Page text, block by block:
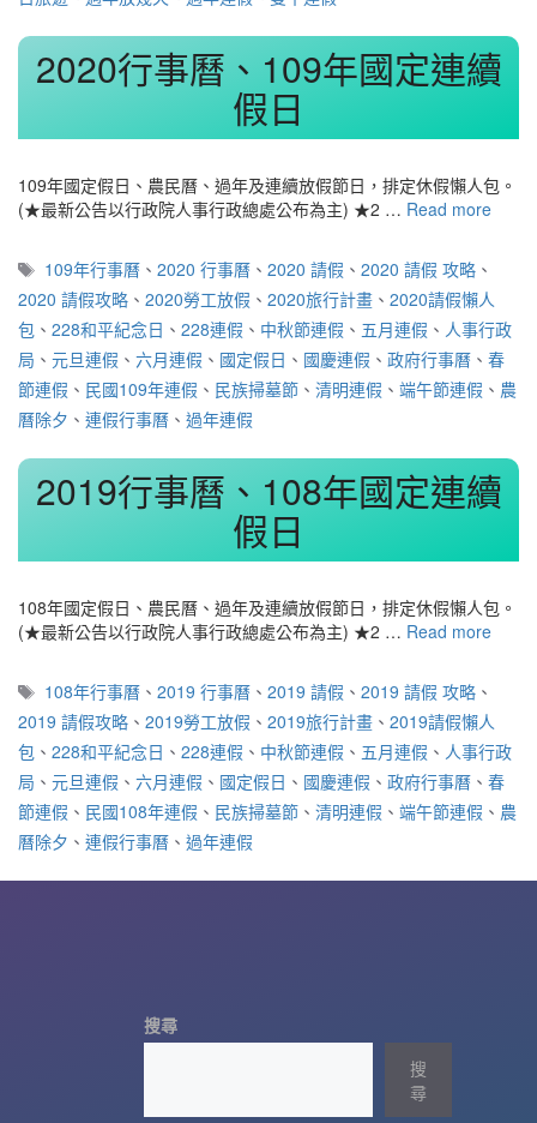
2020行事曆、109年國定連續
假日
109年國定假日、農民曆、過年及連續放假節日，排定休假懶人包。
(★最新公告以行政院人事行政總處公布為主) ★2 … Read more
標
籤
109年行事曆 、2020 行事曆 、2020 請假 、2020 請假 攻略 、
2020 請假攻略 、 2020勞工放假 、 2020旅行計畫 、 2020請假懶人
包 、 228和平紀念日 、 228連假 、 中秋節連假 、 五月連假 、 人事行政
局 、 元旦連假 、 六月連假 、 國定假日 、 國慶連假 、 政府行事曆 、 春
節連假 、 民國109年連假 、 民族掃墓節 、 清明連假 、 端午節連假 、 農
曆除夕 、 連假行事曆 、 過年連假
2019行事曆、108年國定連續
假日
108年國定假日、農民曆、過年及連續放假節日，排定休假懶人包。
(★最新公告以行政院人事行政總處公布為主) ★2 … Read more
標
籤
108年行事曆 、2019 行事曆 、2019 請假 、2019 請假 攻略 、
2019 請假攻略 、 2019勞工放假 、 2019旅行計畫 、 2019請假懶人
包 、 228和平紀念日 、 228連假 、 中秋節連假 、 五月連假 、 人事行政
局 、 元旦連假 、 六月連假 、 國定假日 、 國慶連假 、 政府行事曆 、 春
節連假 、 民國108年連假 、 民族掃墓節 、 清明連假 、 端午節連假 、 農
曆除夕 、 連假行事曆 、 過年連假
搜尋
搜
尋